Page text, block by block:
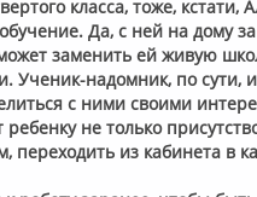
класса, тоже,
Да, с ней на дому
заменить ей живую
Ученик-надомник, по сути,
с ними своими
не только
переходить из кабинета в